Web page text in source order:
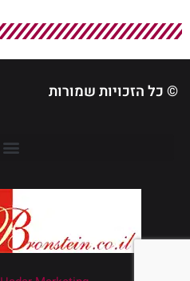
© כל הזכויות שמורות